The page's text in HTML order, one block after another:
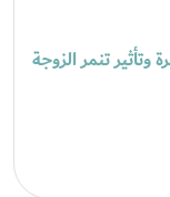
تنمر الزوجة